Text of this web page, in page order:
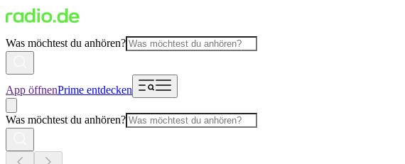
Was möchtest du anhören?
App öffnenPrime entdecken
Was möchtest du anhören?